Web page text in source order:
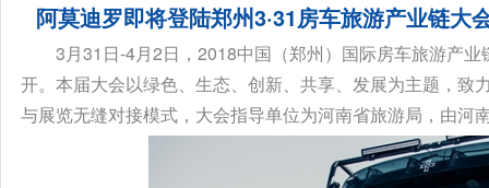
阿莫迪罗即将登陆郑州3·31房车旅游产业链大
3月31日-4月2日，2018中国（郑州）国际房车旅游产
开。本届大会以绿色、生态、创新、共享、发展为主题，
与展览无缝对接模式，大会指导单位为河南省旅游局，由河